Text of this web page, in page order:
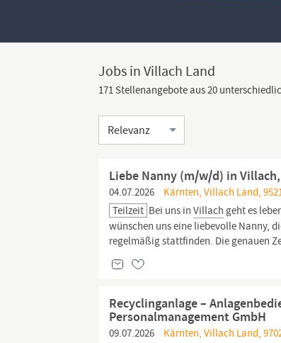
Jobs in Villach Land
171 Stellenangebote aus 20
Sortierung
Liebe Nanny (m/w/d) in
04.07.2026
Kärnten, Villach Land,
Teilzeit Bei uns inVillach geht es
wünschen uns eine liebevolle Nanny,
regelmäßig stattfinden. Die genauen
Recyclinganlage –
Personalmanagement GmbH
09.07.2026
Kärnten, Villach Land,